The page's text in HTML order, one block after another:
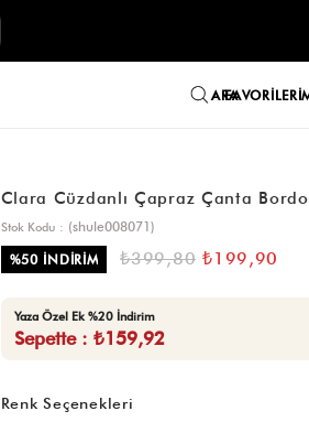
Clara Cüzdanlı Çapraz Çanta Bordo
Stok Kodu
(shule008071)
%50İNDIRIM ₺399,80 ₺199,90
Yaza Özel Ek %20 İndirim
Sepette : ₺159,92
Renk Seçenekleri